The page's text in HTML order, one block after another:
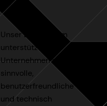
Unser Designteam
unterstützt Ihr
Unternehmen dabei,
sinnvolle,
benutzerfreundliche
und technisch